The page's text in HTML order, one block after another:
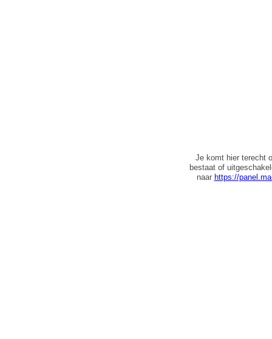
Je komt hier terecht
bestaat of
naar https://